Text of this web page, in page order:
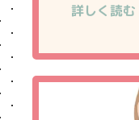
詳しく読む